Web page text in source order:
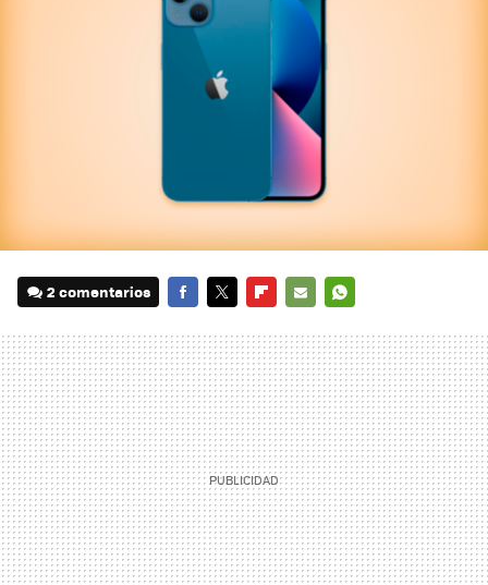
2 comentarios
MAIL